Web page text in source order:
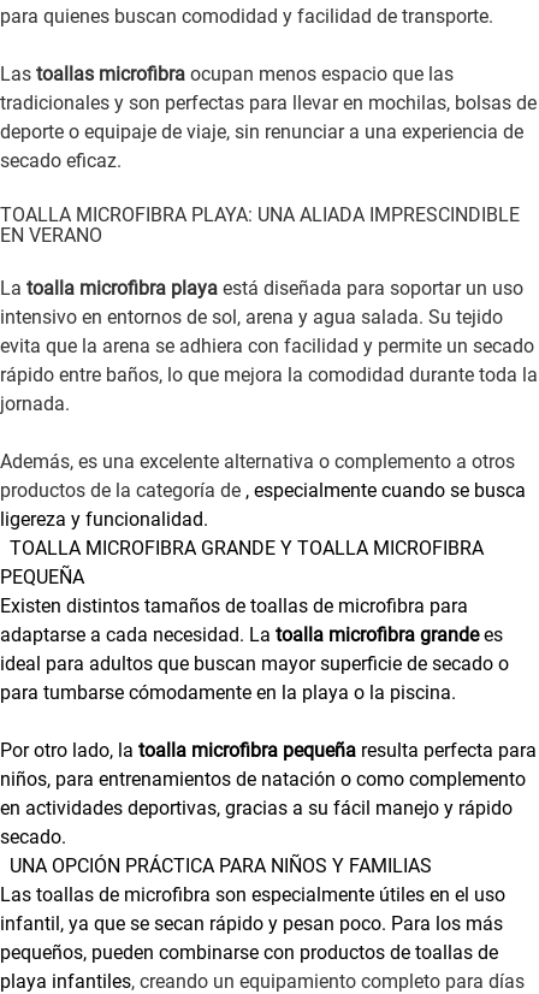
para quienes buscan comodidad y facilidad de transporte.
Las toallas microfibra ocupan menos espacio que las
tradicionales y son perfectas para llevar en mochilas, bolsas de
deporte o equipaje de viaje, sin renunciar a una experiencia de
secado eficaz.
TOALLA MICROFIBRA PLAYA: UNA ALIADA IMPRESCINDIBLE
EN VERANO
La toalla microfibra playa está diseñada para soportar un uso
intensivo en entornos de sol, arena y agua salada. Su tejido
evita que la arena se adhiera con facilidad y permite un secado
rápido entre baños, lo que mejora la comodidad durante toda la
jornada.
Además, es una excelente alternativa o complemento a otros
productos de la categoría de , especialmente cuando se busca
ligereza y funcionalidad.
TOALLA MICROFIBRA GRANDE Y TOALLA MICROFIBRA
PEQUEÑA
Existen distintos tamaños de toallas de microfibra para
adaptarse a cada necesidad. La toalla microfibra grandees
ideal para adultos que buscan mayor superficie de secado o
para tumbarse cómodamente en la playa o la piscina.
Por otro lado, la toalla microfibra pequeña resulta perfecta para
niños, para entrenamientos de natación o como complemento
en actividades deportivas, gracias a su fácil manejo y rápido
secado.
UNA OPCIÓN PRÁCTICA PARA NIÑOS Y FAMILIAS
Las toallas de microfibra son especialmente útiles en el uso
infantil, ya que se secan rápido y pesan poco. Para los más
pequeños, pueden combinarse con productos de toallas de
playa infantiles, creando un equipamiento completo para días